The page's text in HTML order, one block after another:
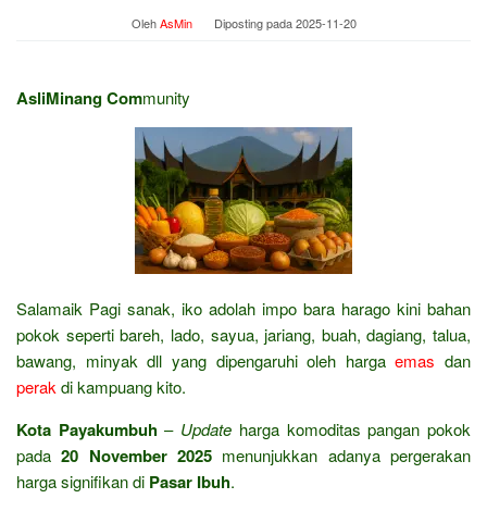
OlehAsMin Diposting pada2025-11-20
AsliMinang Community
Salamaik Pagi sanak, iko adolah impo bara harago kini bahan
pokok seperti bareh, lado, sayua, jariang, buah, dagiang, talua,
bawang, minyak dll yang dipengaruhi oleh hargaemas dan
perak di kampuang kito.
Kota Payakumbuh– Update harga komoditas pangan pokok
pada20 November 2025 menunjukkan adanya pergerakan
harga signifikan di Pasar Ibuh.